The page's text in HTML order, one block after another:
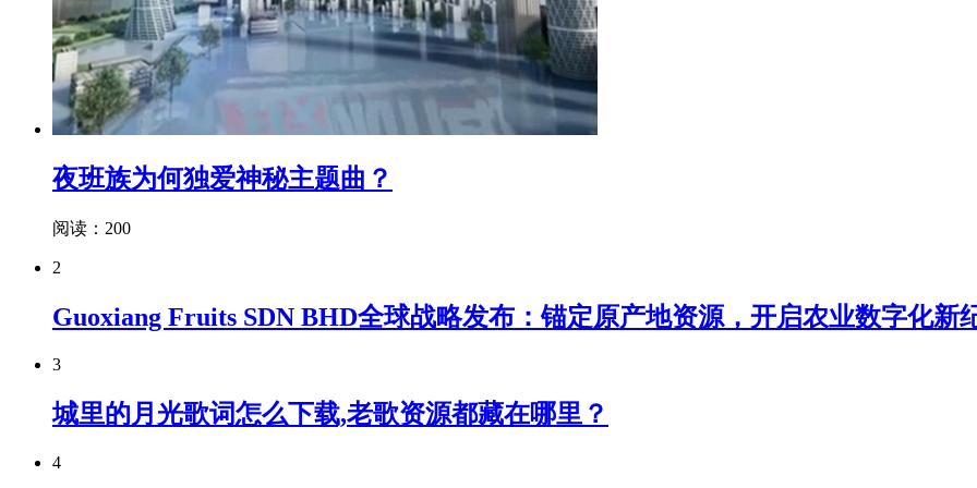
夜班族为何独爱神秘主题曲？
阅读：200
2
Guoxiang Fruits SDN BHD全球战略发布：锚定原产地资源，开启农业数字化新
3
城里的月光歌词怎么下载,老歌资源都藏在哪里？
4